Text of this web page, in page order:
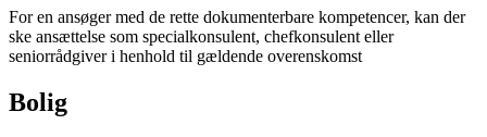
For en ansøger med de rette dokumenterbare kompetencer, kan der
ske ansættelse som specialkonsulent, chefkonsulent eller
seniorrådgiver i henhold til gældende overenskomst
Bolig